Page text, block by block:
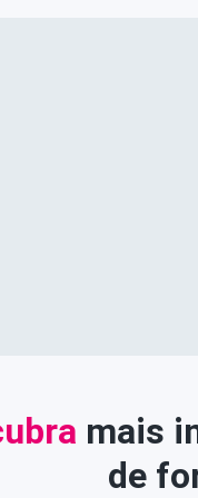
mais
de